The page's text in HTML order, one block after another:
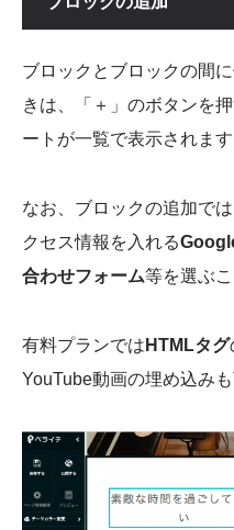
ブロックとブロックの間
きは、「＋」のボタンを
ートが一覧で表示されます
なお、ブロックの追加で
クセス情報を入れる
合わせフォーム等を選ぶこ
有料プランでは HTMLタグ
YouTube動画の埋め込みも